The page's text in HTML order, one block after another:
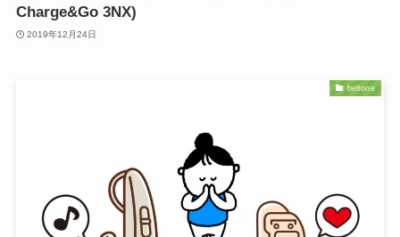
Charge&Go 3NX)
2019年12月24日
beltone